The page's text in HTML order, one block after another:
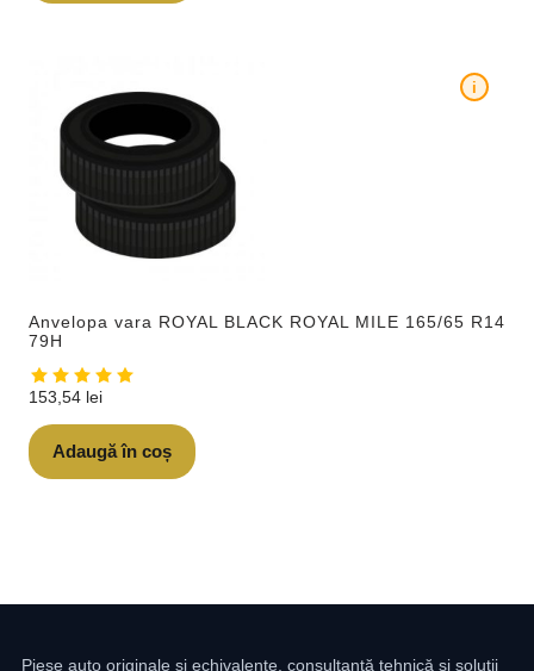
Anvelopa vara ROYAL BLACK ROYAL MILE 165/65 R14
79H
i
153,54 lei
Adaugă în coș
Piese auto originale și echivalente, consultanță tehnică și soluții